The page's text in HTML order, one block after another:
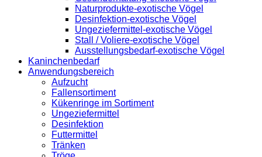
Naturprodukte-exotische Vögel
Desinfektion-exotische Vögel
Ungeziefermittel-exotische Vögel
Stall / Voliere-exotische Vögel
Ausstellungsbedarf-exotische Vögel
Kaninchenbedarf
Anwendungsbereich
Aufzucht
Fallensortiment
Kükenringe im Sortiment
Ungeziefermittel
Desinfektion
Futtermittel
Tränken